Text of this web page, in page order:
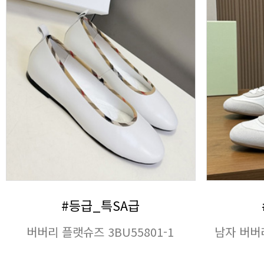
#등급_특SA급
버버리 플랫슈즈 3BU55801-1 남자 버